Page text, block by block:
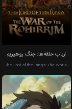
ارباب حلقه‌ها: جنگ روهیریم
The Lord of the Rings: The War of